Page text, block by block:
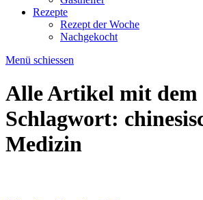
Rezepte
Rezept der Woche
Nachgekocht
Menü schiessen
Alle Artikel mit dem
Schlagwort:
Medizin